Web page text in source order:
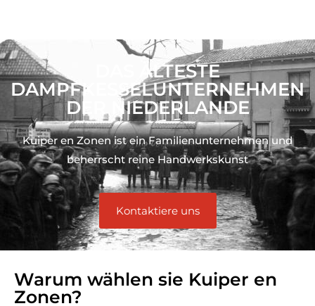
DAS ÄLTESTE
DAMPFKESSELUNTERNEHMEN
DER NIEDERLANDE
Kuiper en Zonen ist ein Familienunternehmen und
beherrscht reine Handwerkskunst
Kontaktiere uns
Warum wählen sie Kuiper en
Zonen?